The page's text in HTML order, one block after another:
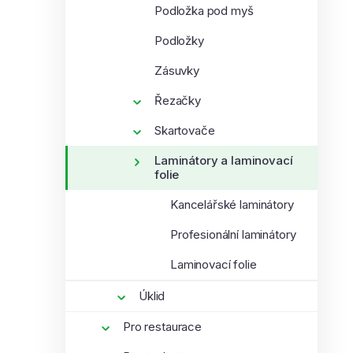
Podložka pod myš
Podložky
Zásuvky
Řezačky
Skartovače
Laminátory a laminovací
folie
Kancelářské laminátory
Profesionální laminátory
Laminovací folie
Úklid
Pro restaurace